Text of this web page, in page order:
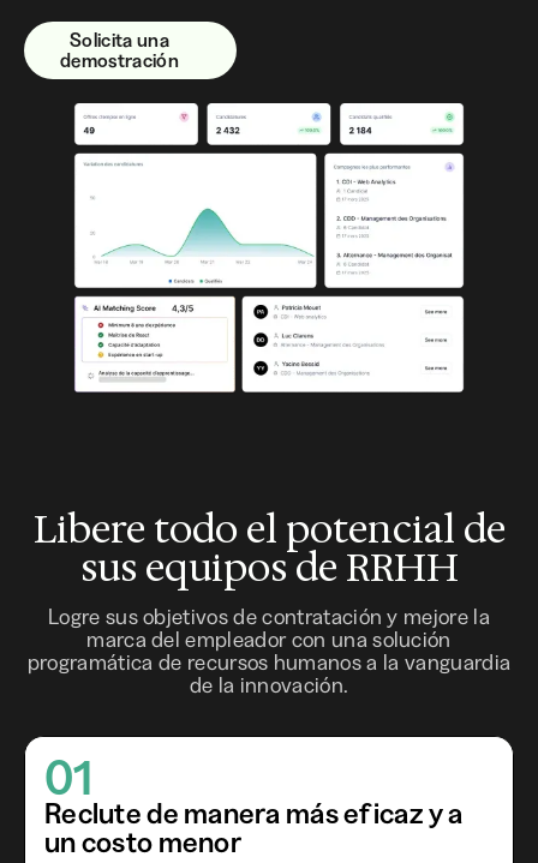
Solicita una
demostración
Libere todo el potencial de
sus equipos de RRHH
Logre sus objetivos de contratación y mejore la
marca del empleador con una solución
programática de recursos humanos a la vanguardia
de la innovación.
01
Reclute de manera más eficaz y a
un costo menor